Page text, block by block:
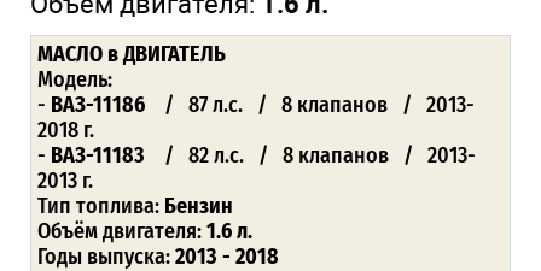
МАСЛО в ДВИГАТЕЛЬ
Модель:
- ВАЗ-11186 / 87 л.с. / 8 клапанов / 2013-
2018 г.
- ВАЗ-11183 / 82 л.с. / 8 клапанов / 2013-
2013 г.
Тип топлива: Бензин
Объём двигателя:1.6 л.
Годы выпуска:2013 - 2018